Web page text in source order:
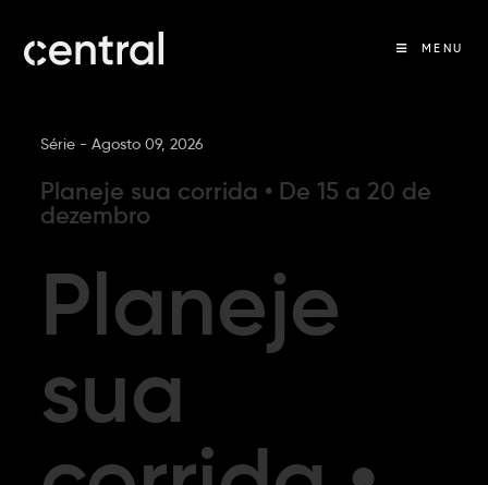
MENU
Série -Agosto 09, 2026
Planeje sua corrida • De 15 a 20 de
dezembro
Planeje
sua